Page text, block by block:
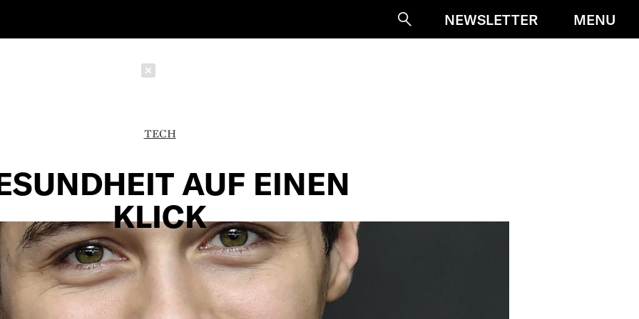
SucheNEWSLETTER MENU
TECH
AUF EINEN
KLICK